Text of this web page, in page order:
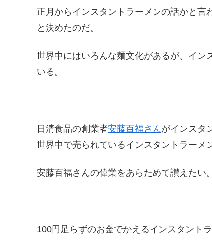
正月からインスタントラーメンの話かと言
と決めたのだ。
世界中にはいろんな麺文化があるが、イン
いる。
日清食品の創業者安藤百福さんがインスタ
世界中で売られているインスタントラーメ
安藤百福さんの偉業をあらためて讃えたい。
100円足らずのお金でかえるインスタント